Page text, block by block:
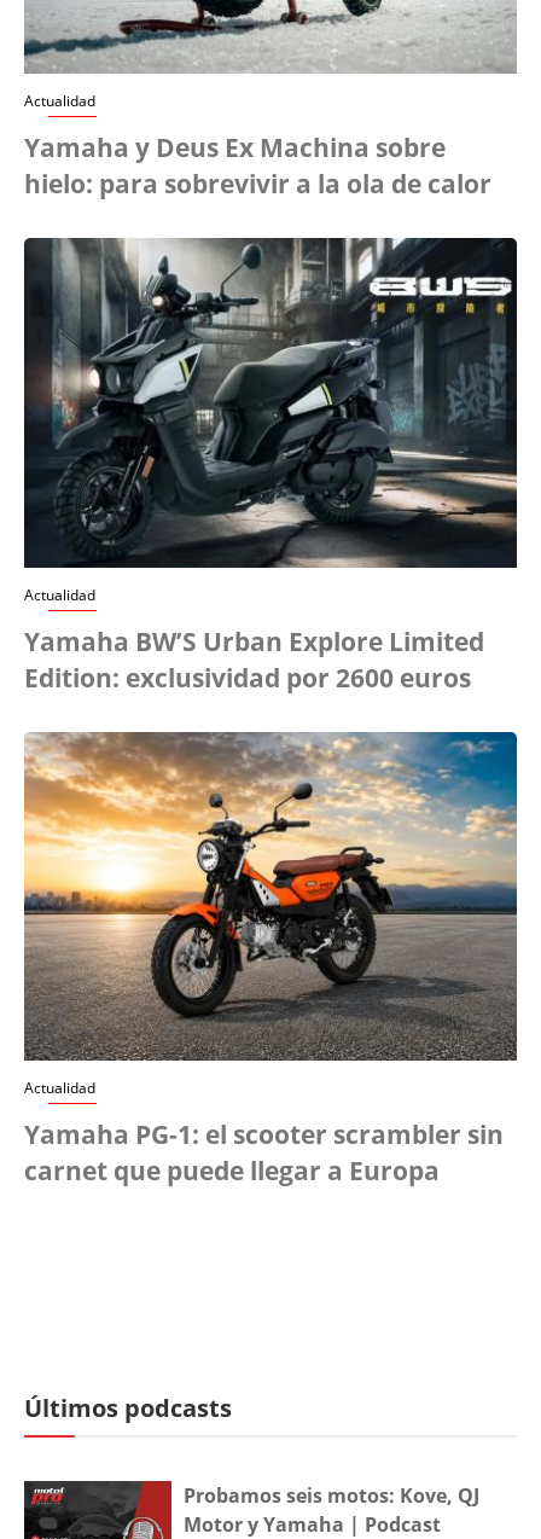
Actualidad
Yamaha y Deus Ex Machina sobre
hielo: para sobrevivir a la ola de calor
Actualidad
Yamaha BW’S Urban Explore Limited
Edition: exclusividad por 2600 euros
Actualidad
Yamaha PG-1: el scooter scrambler sin
carnet que puede llegar a Europa
Últimos podcasts
Probamos seis motos: Kove, QJ
Motor y Yamaha | Podcast